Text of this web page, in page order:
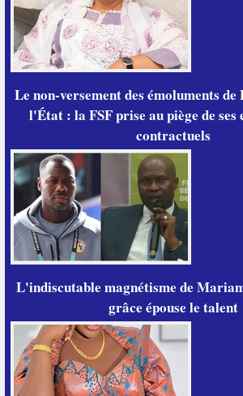
Le non-versement des émoluments
l'État : la FSF prise au piège de ses
contractuels
L'indiscutable magnétisme de
grâce épouse le talent